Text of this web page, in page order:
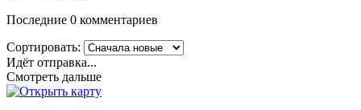
Последние 0 комментариев
Сортировать:
Идёт отправка...
Смотреть дальше